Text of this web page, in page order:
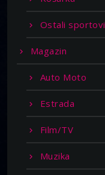
Ostali sportovi
Magazin
Auto Moto
Estrada
Film/TV
Muzika